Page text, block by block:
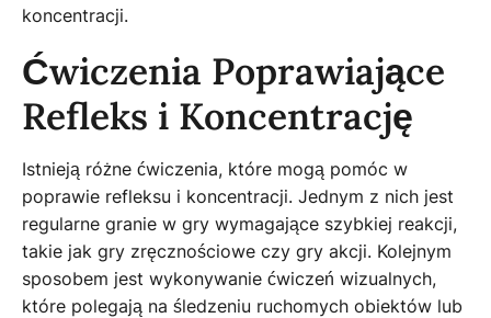
koncentracji.
Ćwiczenia Poprawiające
Refleks i Koncentrację
Istnieją różne ćwiczenia, które mogą pomóc w
poprawie refleksu i koncentracji. Jednym z nich jest
regularne granie w gry wymagające szybkiej reakcji,
takie jak gry zręcznościowe czy gry akcji. Kolejnym
sposobem jest wykonywanie ćwiczeń wizualnych,
które polegają na śledzeniu ruchomych obiektów lub